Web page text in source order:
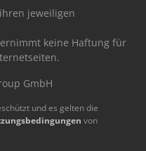
jeweiligen
keine Haftung für
GmbH
und es gelten die
von